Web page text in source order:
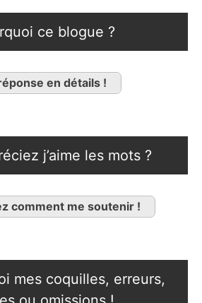
ce blogue ?
en détails !
j’aime les mots ?
comment me soutenir !
mes coquilles, erreurs,